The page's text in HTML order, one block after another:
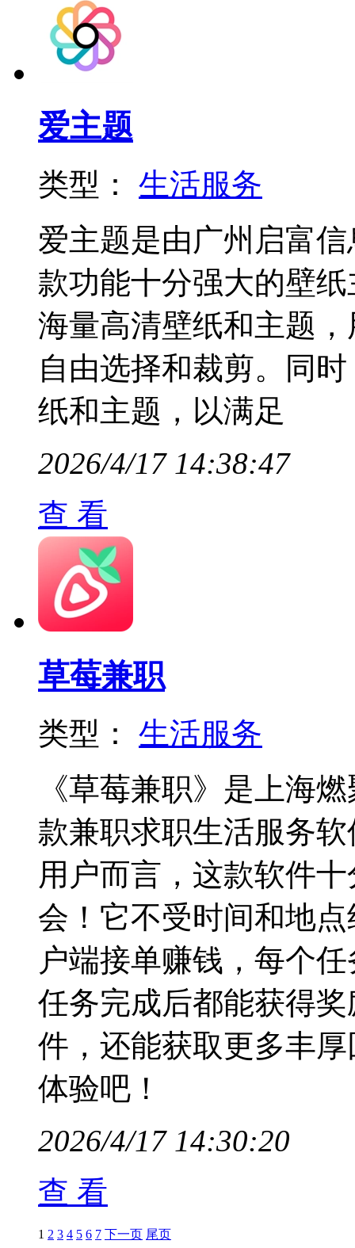
爱主题
类型： 生活服务
爱主题是由广州启富
款功能十分强大的壁
海量高清壁纸和主题
自由选择和裁剪。同
纸和主题，以满足
2026/4/17 14:38:47
查 看
草莓兼职
类型： 生活服务
《草莓兼职》是上海
款兼职求职生活服务
用户而言，这款软件
会！它不受时间和地
户端接单赚钱，每个
任务完成后都能获得
件，还能获取更多丰
体验吧！
2026/4/17 14:30:20
查 看
1 2 3 4 5 6 7 下一页 尾页